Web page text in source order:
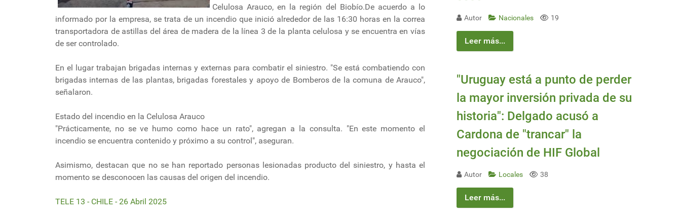
Celulosa Arauco, en la región del Biobío.De acuerdo a lo
informado por la empresa, se trata de un incendio que inició alrededor de las 16:30 horas en la correa
transportadora de astillas del área de madera de la línea 3 de la planta celulosa y se encuentra en vías
de ser controlado.
En el lugar trabajan brigadas internas y externas para combatir el siniestro. "Se está combatiendo con
brigadas internas de las plantas, brigadas forestales y apoyo de Bomberos de la comuna de Arauco",
señalaron.
Estado del incendio en la Celulosa Arauco
"Prácticamente, no se ve humo como hace un rato", agregan a la consulta. "En este momento el
incendio se encuentra contenido y próximo a su control", aseguran.
Asimismo, destacan que no se han reportado personas lesionadas producto del siniestro, y hasta el
momento se desconocen las causas del origen del incendio.
TELE 13 - CHILE - 26 Abril 2025
Autor Nacionales 19
Leer más...
"Uruguay está a punto de perder
la mayor inversión privada de su
historia": Delgado acusó a
Cardona de "trancar" la
negociación de HIF Global
Autor Locales 38
Leer más...